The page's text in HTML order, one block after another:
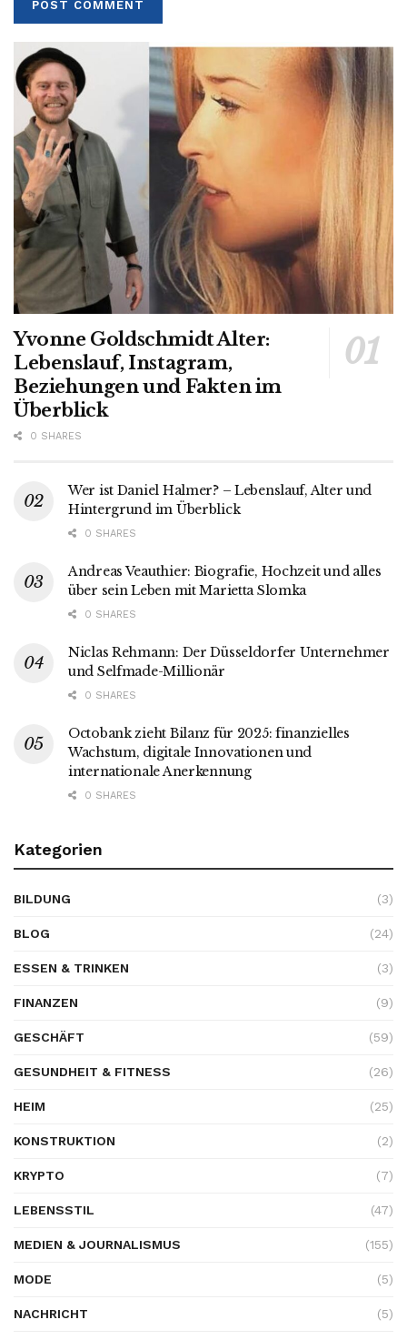
Yvonne Goldschmidt Alter:
Lebenslauf, Instagram,
Beziehungen und Fakten im
Überblick
0 SHARES
Wer ist Daniel Halmer? – Lebenslauf, Alter und
Hintergrund im Überblick
0 SHARES
Andreas Veauthier: Biografie, Hochzeit und alles
über sein Leben mit Marietta Slomka
0 SHARES
Niclas Rehmann: Der Düsseldorfer Unternehmer
und Selfmade-Millionär
0 SHARES
Octobank zieht Bilanz für 2025: finanzielles
Wachstum, digitale Innovationen und
internationale Anerkennung
0 SHARES
Kategorien
BILDUNG (3)
BLOG (24)
ESSEN & TRINKEN (3)
FINANZEN (9)
GESCHÄFT (59)
GESUNDHEIT & FITNESS (26)
HEIM (25)
KONSTRUKTION (2)
KRYPTO (7)
LEBENSSTIL (47)
MEDIEN & JOURNALISMUS (155)
MODE (5)
NACHRICHT (5)